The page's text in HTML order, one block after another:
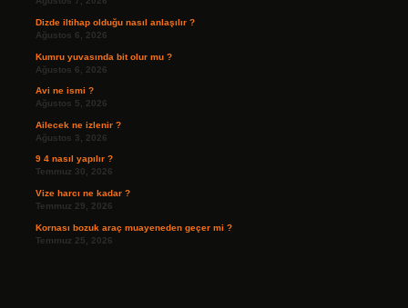
Dizde iltihap olduğu nasıl anlaşılır ?
Ağustos 6, 2026
Kumru yuvasında bit olur mu ?
Ağustos 6, 2026
Avi ne ismi ?
Ağustos 5, 2026
Ailecek ne izlenir ?
Ağustos 3, 2026
9 4 nasıl yapılır ?
Temmuz 30, 2026
Vize harcı ne kadar ?
Temmuz 29, 2026
Kornası bozuk araç muayeneden geçer mi ?
Temmuz 25, 2026